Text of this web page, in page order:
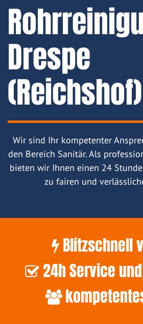
Drespe
(Reichshof)
Wir sind Ihr kompetenter
den Bereich Sanitär. Als
bieten wir Ihnen einen 24
zu fairen und
Blitzschnell
24h Service